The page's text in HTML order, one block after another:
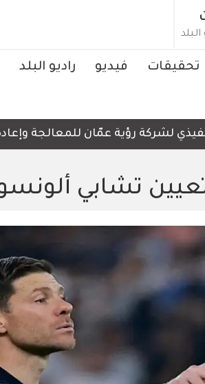
تحقيقات فيديو راديو البلد
لشركة رؤية عمّان للمعالجة وإعادة
تشابي ألونسو